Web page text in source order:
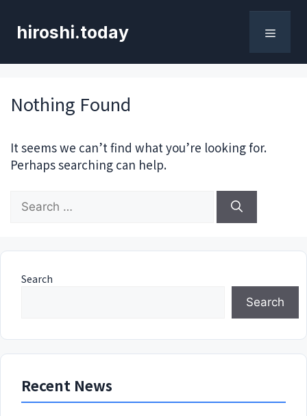
content
hiroshi.today
Nothing Found
It seems we can’t find what you’re looking for.
Perhaps searching can help.
Search
for:
Search
Search
Recent News